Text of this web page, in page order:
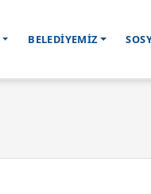
BELEDİYEMİZ